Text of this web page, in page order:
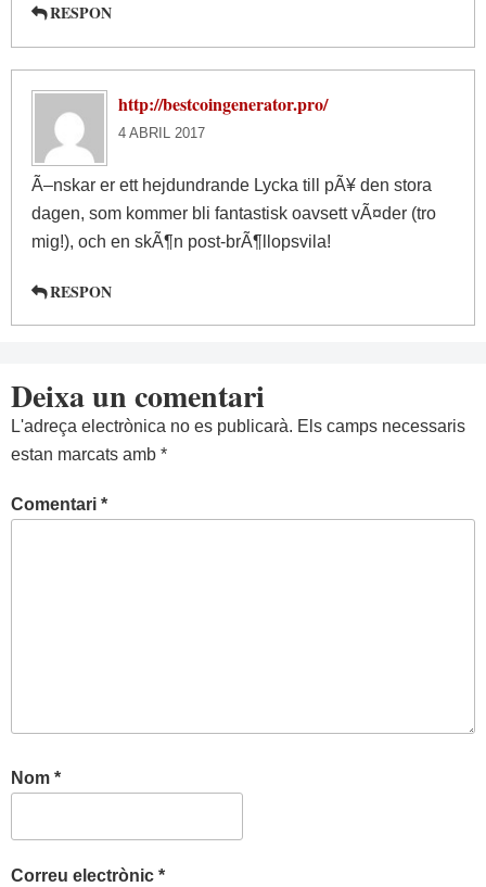
RESPON
http://bestcoingenerator.pro/
4 ABRIL 2017
Ã–nskar er ett hejdundrande Lycka till pÃ¥ den stora
dagen, som kommer bli fantastisk oavsett vÃ¤der (tro
mig!), och en skÃ¶n post-brÃ¶llopsvila!
RESPON
Deixa un comentari
L'adreça electrònica no es publicarà. Els camps necessaris
estan marcats amb *
Comentari *
Nom *
Correu electrònic *